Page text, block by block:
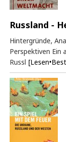
Russland -
Hintergründe,
Perspektiven Ein
Russl